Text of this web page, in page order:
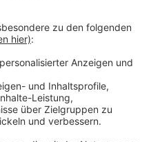
die können uns zur
Leute, die nicht
die seltsame Wörter
Verzweiflung das
oder ihren Kopf